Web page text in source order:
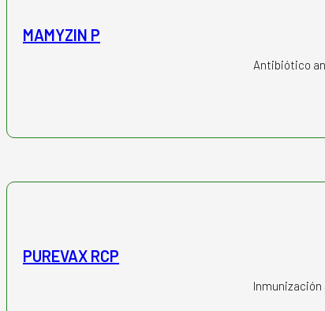
MAMYZIN P
Antibiótico
PUREVAX RCP